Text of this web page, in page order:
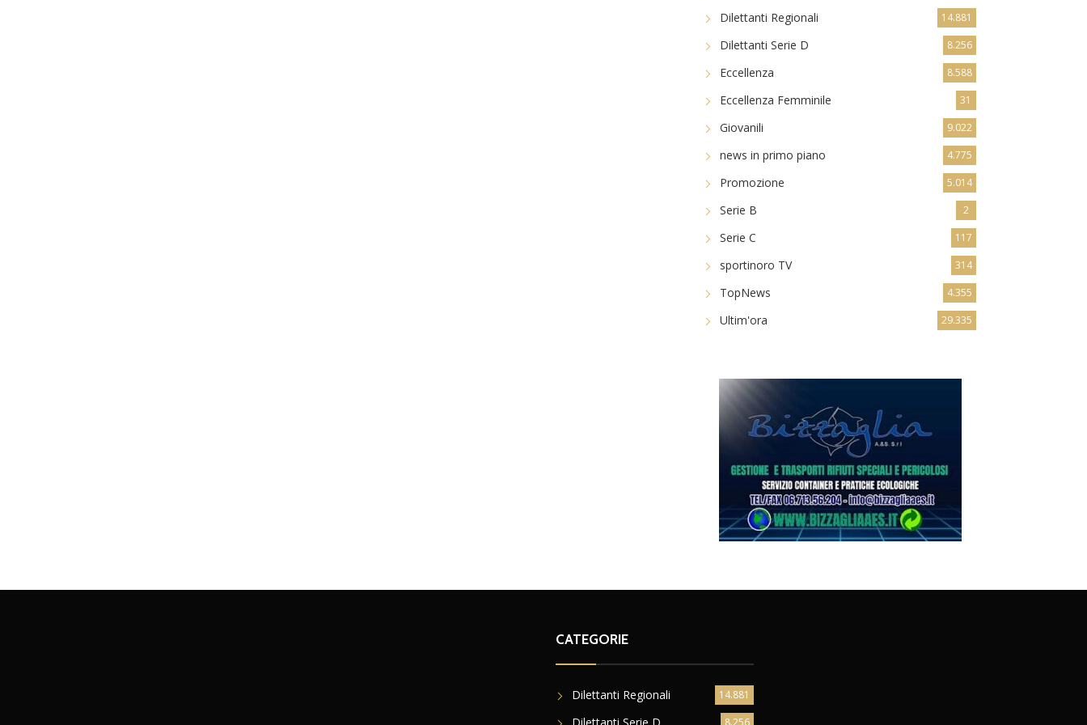
Dilettanti Regionali 14.881
Dilettanti Serie D 8.256
Eccellenza 8.588
Eccellenza Femminile 31
Giovanili 9.022
news in primo piano 4.775
Promozione 5.014
Serie B 2
Serie C 117
sportinoro TV 314
TopNews 4.355
Ultim'ora 29.335
CATEGORIE
Dilettanti Regionali 14.881
8.256